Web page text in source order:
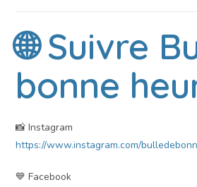
🌐 Suivre
bonne
📸 Instagram
https://www.instagram.com/
💙 Facebook